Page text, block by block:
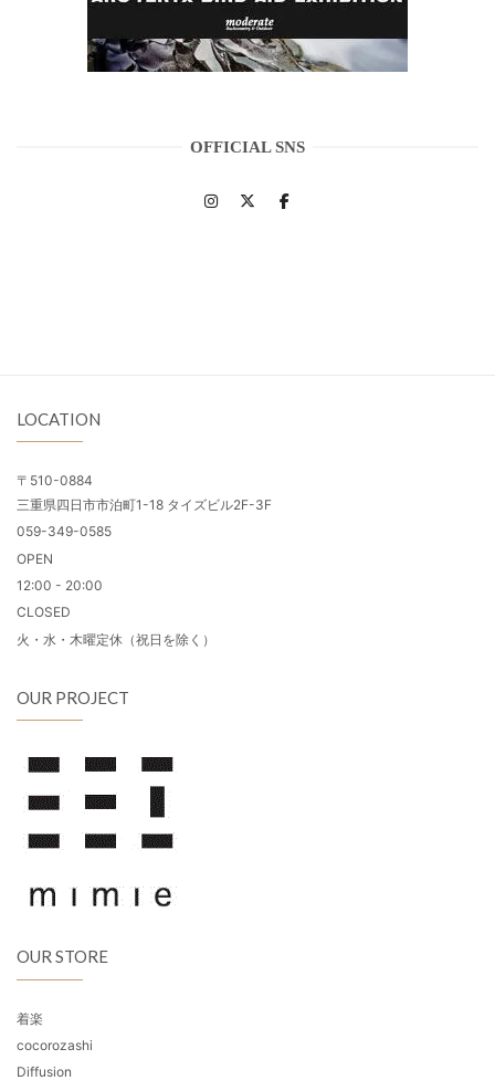
OFFICIAL SNS
LOCATION
〒510-0884
三重県四日市市泊町1-18 タイズビル2F-3F
059-349-0585
OPEN
12:00 - 20:00
CLOSED
火・水・木曜定休（祝日を除く）
OUR PROJECT
OUR STORE
着楽
cocorozashi
Diffusion